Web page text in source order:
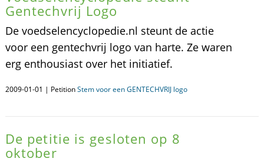
Gentechvrij Logo
De voedselencyclopedie.nl steunt de actie
voor een gentechvrij logo van harte. Ze waren
erg enthousiast over het initiatief.
2009-01-01 | PetitionStem voor een GENTECHVRIJ logo
De petitie is gesloten op 8
oktober